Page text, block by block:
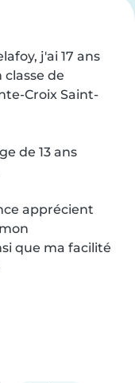
j'ai 17 ans
de
Croix Saint-
de 13 ans
apprécient
que ma facilité